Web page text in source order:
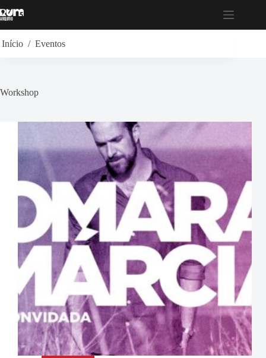
para
Início / Eventos
Workshop